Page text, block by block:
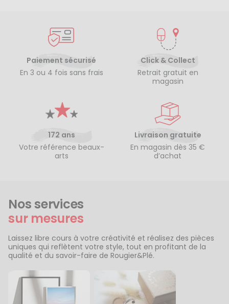
Paiement sécurisé
En 3 ou 4 fois sans frais
Click & Collect
Retrait gratuit en
magasin
172 ans
Votre référence beaux-
arts
Livraison gratuite
En magasin dès 35 €
d’achat
Nos services
sur mesures
Laissez libre cours à votre créativité et réalisez des pièces
uniques qui reflètent votre style, tout en profitant de la
qualité et du savoir-faire de Rougier&Plé.